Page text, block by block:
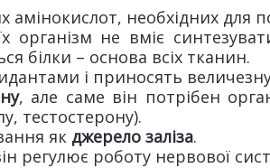
амінокислот, необхідних для
не вміє
білки – основа всіх тканин.
і приносять
, але саме він потрібен
тестостерону).
як джерело заліза.
регулює роботу нервової